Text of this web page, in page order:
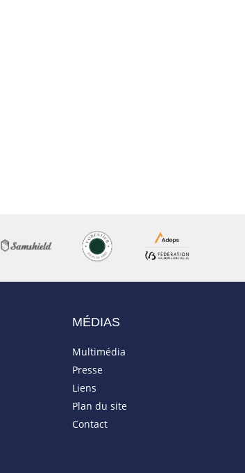
MÉDIAS
Multimédia
Presse
Liens
Plan du site
Contact